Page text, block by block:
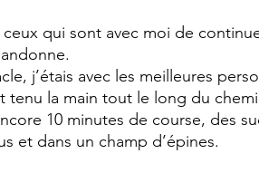
ceux qui sont avec moi de
j’étais avec les meilleures
tenu la main tout le long du
10 minutes de course, des
et dans un champ d’épines.